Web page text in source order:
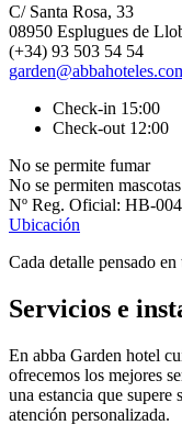
C/ Santa Rosa, 33
08950 Esplugues de
(+34) 93 503 54 54
Check-in 15:00
Check-out 12:00
No se permite fumar
No se permiten mascotas
Nº Reg. Oficial: HB-
Ubicación
Cada detalle pensado en
Servicios e
En abba Garden hotel
ofrecemos los mejores
una estancia que
atención personalizada.